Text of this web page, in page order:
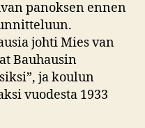
panoksen ennen
johti Mies van
Bauhausin
ja koulun
vuodesta 1933